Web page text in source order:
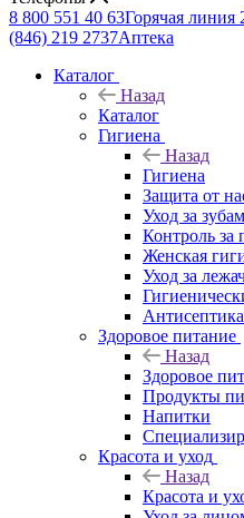
8 800 551 40 63Горячая линия
(846) 219 2737Аптека
Каталог
Назад
Каталог
Гигиена
Назад
Гигиена
Защита от
Уход за
Контроль за
Женская
Уход за
Здоровое питание
Назад
Здоровое
Продукты
Напитки
Красота и уход
Назад
Красота и